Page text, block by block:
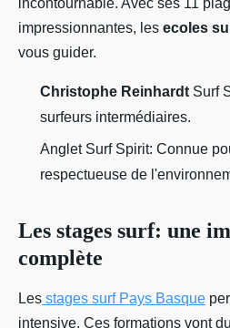
incontournable. Avec ses 11
impressionnantes, les ecoles
vous guider.
Christophe Reinhardt Surf
surfeurs intermédiaires.
Anglet Surf Spirit: Connue
respectueuse de
Les stages surf: une
complète
Les stages surf Pays Basque
intensive. Ces formations vont